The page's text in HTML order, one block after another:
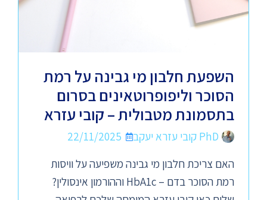
השפעת חלבון מי גבינה על רמת
הסוכר וליפופרוטאינים בסרום
בתסמונת מטבולית – קובי עזרא
PhD קובי עזרא יעקב
22/11/2025
האם צריכת חלבון מי גבינה משפיעה על וויסות
רמת הסוכר בדם – HbA1c וההורמון אינסולין?